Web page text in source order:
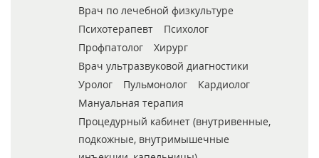
Врач по лечебной физкультуре
Психотерапевт
Психолог
Профпатолог
Хирург
Врач ультразвуковой диагностики
Уролог
Пульмонолог
Кардиолог
Мануальная терапия
Процедурный кабинет (внутривенные,
подкожные, внутримышечные